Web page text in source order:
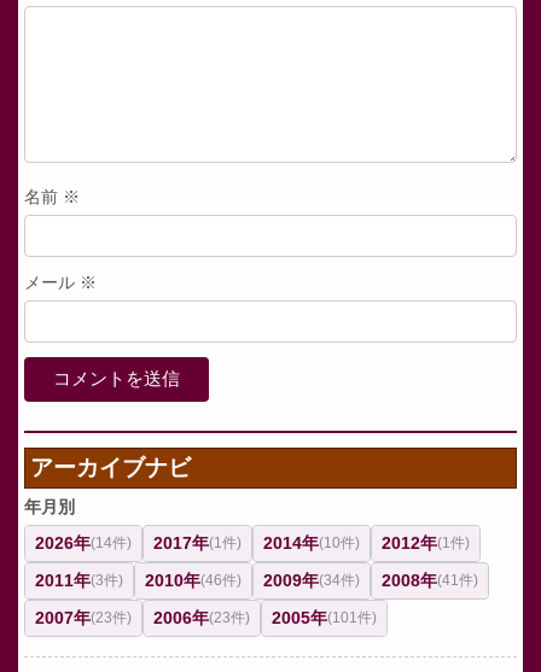
名前 ※
メール ※
アーカイブナビ
年月別
2026年(14件) 2017年(1件) 2014年(10件) 2012年(1件)
2011年(3件) 2010年(46件) 2009年(34件) 2008年(41件)
2007年(23件) 2006年(23件) 2005年(101件)